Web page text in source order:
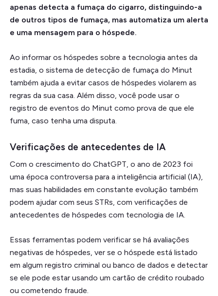
apenas detecta a fumaça do cigarro, distinguindo-a
de outros tipos de fumaça, mas automatiza um alerta
e uma mensagem para o hóspede.
Ao informar os hóspedes sobre a tecnologia antes da
estadia, o sistema de detecção de fumaça do Minut
também ajuda a evitar casos de hóspedes violarem as
regras da sua casa. Além disso, você pode usar o
registro de eventos do Minut como prova de que ele
fuma, caso tenha uma disputa.
Verificações de antecedentes de IA
Com o crescimento do ChatGPT, o ano de 2023 foi
uma época controversa para a inteligência artificial (IA),
mas suas habilidades em constante evolução também
podem ajudar com seus STRs, com verificações de
antecedentes de hóspedes com tecnologia de IA.
Essas ferramentas podem verificar se há avaliações
negativas de hóspedes, ver se o hóspede está listado
em algum registro criminal ou banco de dados e detectar
se ele pode estar usando um cartão de crédito roubado
ou cometendo fraude.